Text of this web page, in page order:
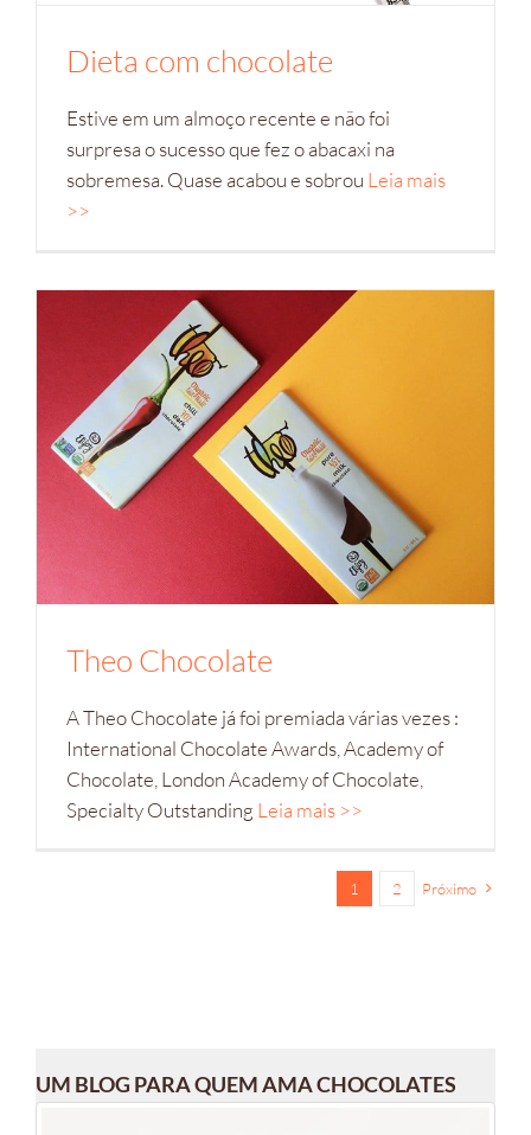
Dieta com chocolate
Estive em um almoço recente e não foi
surpresa o sucesso que fez o abacaxi na
sobremesa. Quase acabou e sobrou Leia mais
>>
Theo Chocolate
A Theo Chocolate já foi premiada várias vezes :
International Chocolate Awards, Academy of
Chocolate, London Academy of Chocolate,
Specialty Outstanding Leia mais >>
1 2 Próximo
UM BLOG PARA QUEM AMA CHOCOLATES